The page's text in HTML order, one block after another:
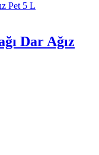
Dar Ağız